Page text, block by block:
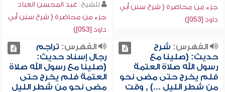
جزء من محاضرة ( شرح سنن أبي
داود [053])
للشيخ: عبد المحسن العباد
جزء من محاضرة ( شرح سنن أبي
داود [053])
الفهرس: شرح
حديث: (صلينا مع
رسول الله صلاة العتمة
فلم يخرج حتى مضى نحو
من شطر الليل ...) , وقت
الفهرس: تراجم
رجال إسناد حديث:
(صلينا مع رسول الله صلاة
العتمة فلم يخرج حتى
مضى نحو من شطر الليل